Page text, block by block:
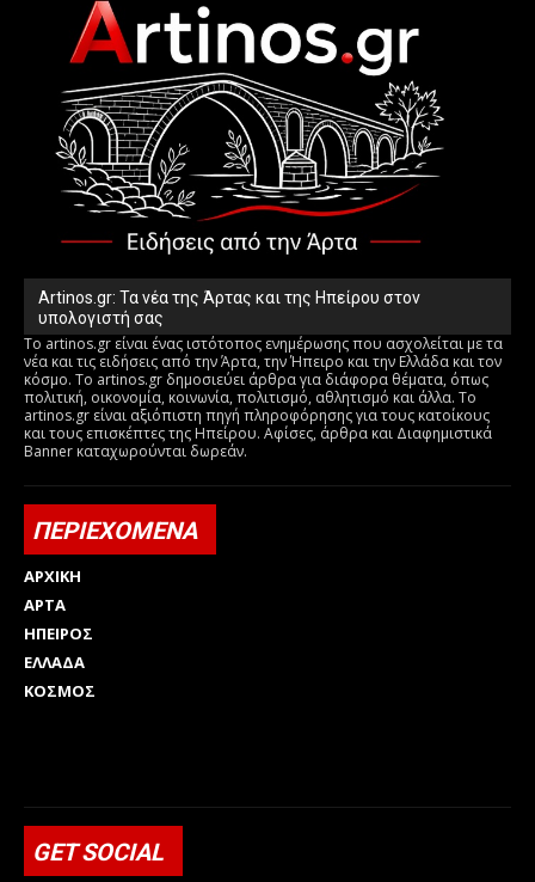
Artinos.gr: Τα νέα της Άρτας και της Ηπείρου στον
υπολογιστή σας
Το artinos.gr είναι ένας ιστότοπος ενημέρωσης που ασχολείται με τα
νέα και τις ειδήσεις από την Άρτα, την Ήπειρο και την Ελλάδα και τον
κόσμο. Το artinos.gr δημοσιεύει άρθρα για διάφορα θέματα, όπως
πολιτική, οικονομία, κοινωνία, πολιτισμό, αθλητισμό και άλλα. Το
artinos.gr είναι αξιόπιστη πηγή πληροφόρησης για τους κατοίκους
και τους επισκέπτες της Ηπείρου. Αφίσες, άρθρα και Διαφημιστικά
Banner καταχωρούνται δωρεάν.
ΠΕΡΙΕΧΟΜΕΝΑ
ΑΡΧΙΚΗ
ΑΡΤΑ
ΗΠΕΙΡΟΣ
ΕΛΛΑΔΑ
ΚΟΣΜΟΣ
GET SOCIAL